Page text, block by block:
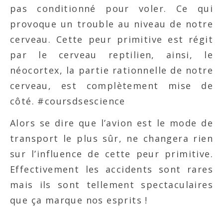
pas conditionné pour voler. Ce qui
provoque un trouble au niveau de notre
cerveau. Cette peur primitive est régit
par le cerveau reptilien, ainsi, le
néocortex, la partie rationnelle de notre
cerveau, est complètement mise de
côté. #coursdsescience
Alors se dire que l’avion est le mode de
transport le plus sûr, ne changera rien
sur l’influence de cette peur primitive.
Effectivement les accidents sont rares
mais ils sont tellement spectaculaires
que ça marque nos esprits !